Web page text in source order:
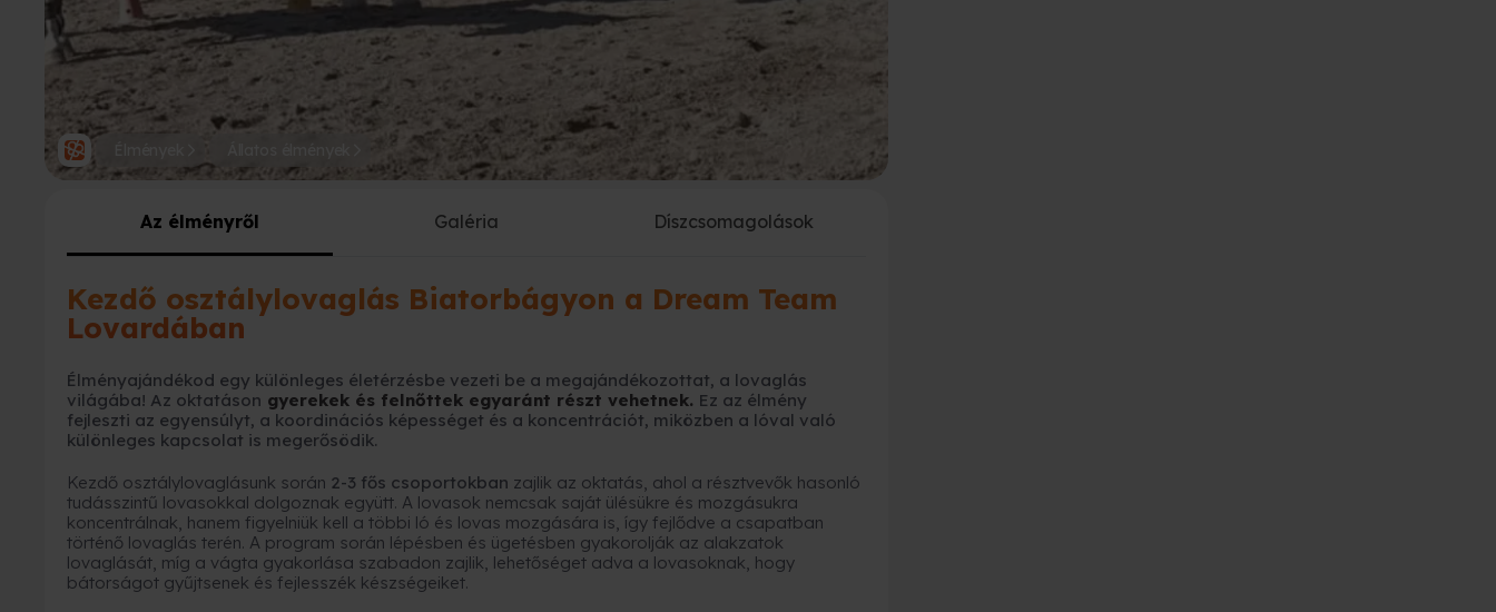
Az élményről Galéria Díszcsomagolások
Kezdő osztálylovaglás Biatorbágyon a Dream Team
Lovardában
Élményajándékod egy különleges életérzésbe vezeti be a megajándékozottat, a lovaglás
világába! Az oktatáson gyerekek és felnőttek egyaránt részt vehetnek. Ez az élmény
fejleszti az egyensúlyt, a koordinációs képességet és a koncentrációt, miközben a lóval való
különleges kapcsolat is megerősödik.
Kezdő osztálylovaglásunk során 2-3 fős csoportokban zajlik az oktatás, ahol a résztvevők hasonló
tudásszintű lovasokkal dolgoznak együtt. A lovasok nemcsak saját ülésükre és mozgásukra
koncentrálnak, hanem figyelniük kell a többi ló és lovas mozgására is, így fejlődve a csapatban
történő lovaglás terén. A program során lépésben és ügetésben gyakorolják az alakzatok
lovaglását, míg a vágta gyakorlása szabadon zajlik, lehetőséget adva a lovasoknak, hogy
bátorságot gyűjtsenek és fejlesszék készségeiket.